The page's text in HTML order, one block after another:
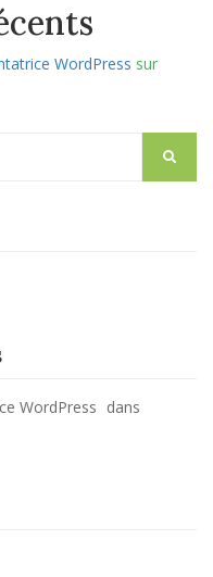
WordPress sur
WordPress dans